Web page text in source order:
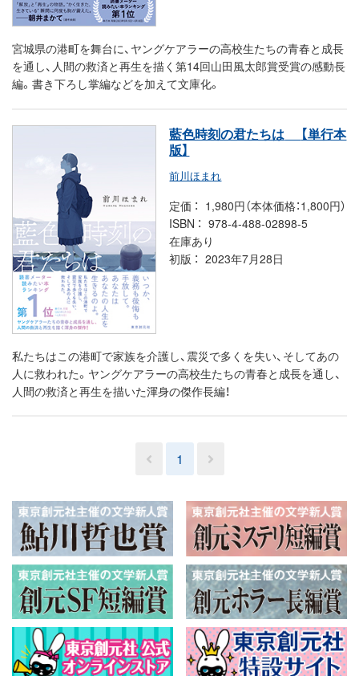
宮城県の港町を舞台に、ヤングケアラーの高校生たちの青春と成長
を通し、人間の救済と再生を描く第14回山田風太郎賞受賞の感動長
編。書き下ろし掌編などを加えて文庫化。
藍色時刻の君たちは
【単行本
版】
前川ほまれ
定価
1,980円（本体価格：1,800円）
ISBN
978-4-488-02898-5
在庫あり
初版
2023年7月28日
私たちはこの港町で家族を介護し、震災で多くを失い、そしてあの
人に救われた。ヤングケアラーの高校生たちの青春と成長を通し、
人間の救済と再生を描いた渾身の傑作長編！
1